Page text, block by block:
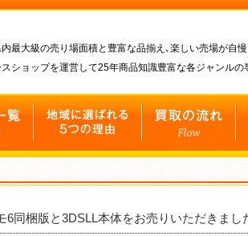
最大級の売り場面積と豊富な品揃え､楽しい売場が自
スショップを運営して25年商品知識豊富な各ジャンル
同梱版と3DSLL本体をお売りいただきまし